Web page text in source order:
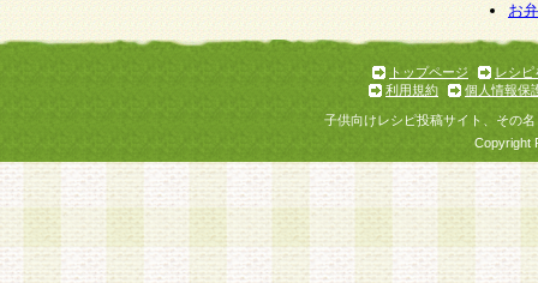
お
トップページ
レシピ
利用規約
個人情報保
子供向けレシピ投稿サイト、その
Copyright